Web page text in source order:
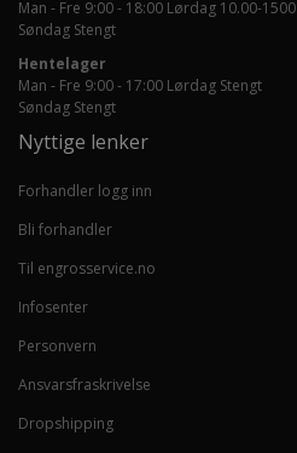
Man - Fre 9:00 - 18:00 Lørdag 10.00-1500
Søndag Stengt
Hentelager
Man - Fre 9:00 - 17:00 Lørdag Stengt
Søndag Stengt
Nyttige lenker
Forhandler logg inn
Bli forhandler
Til engrosservice.no
Infosenter
Personvern
Ansvarsfraskrivelse
Dropshipping